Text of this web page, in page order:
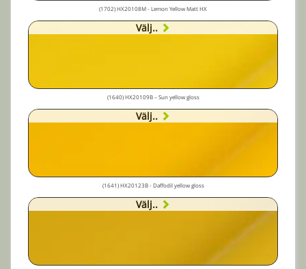
(1702) HX20108M - Lemon Yellow Matt HX
Välj..
(1640) HX20109B – Sun yellow gloss
Välj..
(1641) HX20123B - Daffodil yellow gloss
Välj..